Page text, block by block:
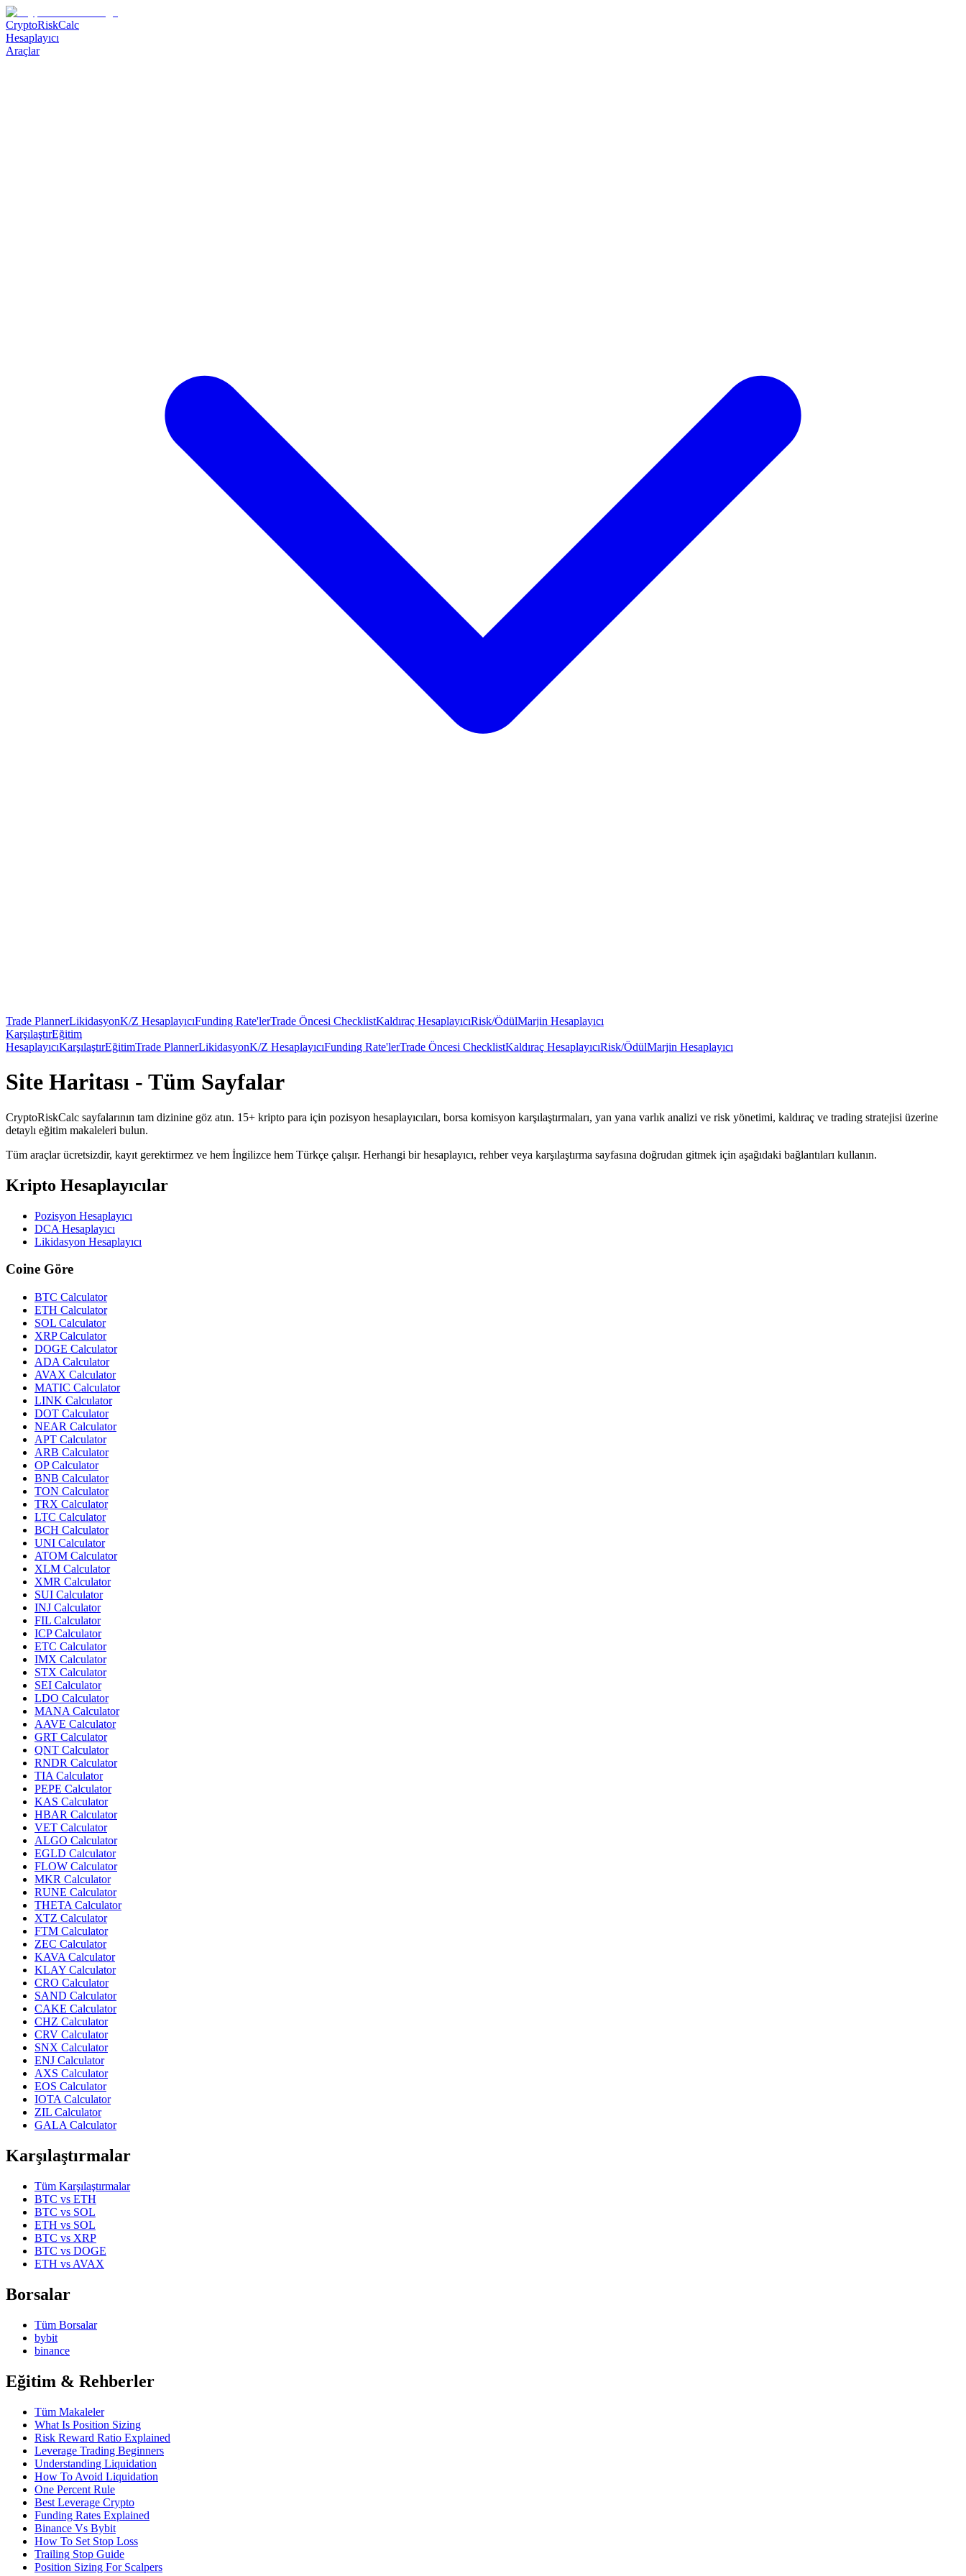
CryptoRiskCalc
Hesaplayıcı
Araçlar
Trade PlannerLikidasyonK/Z HesaplayıcıFunding Rate'lerTrade Öncesi ChecklistKaldıraç HesaplayıcıRisk/ÖdülMarjin Hesaplayıcı
KarşılaştırEğitim
HesaplayıcıKarşılaştırEğitimTrade PlannerLikidasyonK/Z HesaplayıcıFunding Rate'lerTrade Öncesi ChecklistKaldıraç HesaplayıcıRisk/ÖdülMarjin Hesaplayıcı
Site Haritası - Tüm Sayfalar
CryptoRiskCalc sayfalarının tam dizinine göz atın. 15+ kripto para için pozisyon hesaplayıcıları, borsa komisyon karşılaştırmaları, yan yana varlık analizi ve risk yönetimi, kaldıraç ve trading stratejisi üzerine
detaylı eğitim makaleleri bulun.
Tüm araçlar ücretsizdir, kayıt gerektirmez ve hem İngilizce hem Türkçe çalışır. Herhangi bir hesaplayıcı, rehber veya karşılaştırma sayfasına doğrudan gitmek için aşağıdaki bağlantıları kullanın.
Kripto Hesaplayıcılar
Pozisyon Hesaplayıcı
DCA Hesaplayıcı
Likidasyon Hesaplayıcı
Coine Göre
BTC Calculator
ETH Calculator
SOL Calculator
XRPCalculator
DOGE Calculator
ADA Calculator
AVAX Calculator
MATIC Calculator
LINK Calculator
DOT Calculator
NEAR Calculator
APT Calculator
ARB Calculator
OPCalculator
BNB Calculator
TON Calculator
TRX Calculator
LTC Calculator
BCH Calculator
UNI Calculator
ATOM Calculator
XLM Calculator
XMR Calculator
SUI Calculator
INJ Calculator
FIL Calculator
ICPCalculator
ETC Calculator
IMX Calculator
STX Calculator
SEI Calculator
LDO Calculator
MANA Calculator
AAVE Calculator
GRT Calculator
QNT Calculator
RNDR Calculator
TIA Calculator
PEPE Calculator
KAS Calculator
HBAR Calculator
VET Calculator
ALGO Calculator
EGLD Calculator
FLOW Calculator
MKR Calculator
RUNE Calculator
THETA Calculator
XTZ Calculator
FTM Calculator
ZEC Calculator
KAVA Calculator
KLAY Calculator
CRO Calculator
SAND Calculator
CAKE Calculator
CHZ Calculator
CRV Calculator
SNX Calculator
ENJ Calculator
AXS Calculator
EOS Calculator
IOTA Calculator
ZIL Calculator
GALA Calculator
Karşılaştırmalar
Tüm Karşılaştırmalar
BTC vs ETH
BTC vs SOL
ETH vs SOL
BTC vs XRP
BTC vs DOGE
ETH vs AVAX
Borsalar
Tüm Borsalar
bybit
binance
Eğitim & Rehberler
Tüm Makaleler
What Is Position Sizing
Risk Reward Ratio Explained
Leverage Trading Beginners
Understanding Liquidation
How To Avoid Liquidation
One Percent Rule
Best Leverage Crypto
Funding Rates Explained
Binance Vs Bybit
How To Set Stop Loss
Trailing Stop Guide
Position Sizing For Scalpers